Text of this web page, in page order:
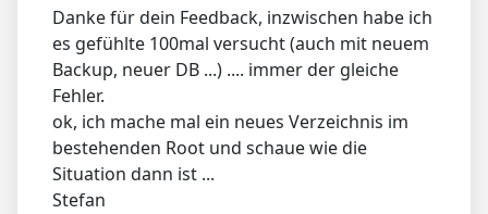
Danke für dein Feedback, inzwischen habe ich
es gefühlte 100mal versucht (auch mit neuem
Backup, neuer DB ...) .... immer der gleiche
Fehler.
ok, ich mache mal ein neues Verzeichnis im
bestehenden Root und schaue wie die
Situation dann ist ...
Stefan